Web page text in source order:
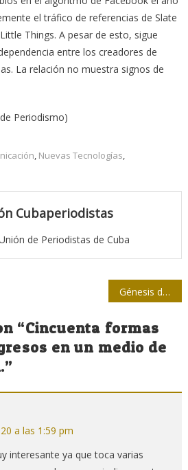
el tráfico de referencias de Slate
Things. A pesar de esto, sigue
entre los creadores de
La relación no muestra signos de
Periodismo)
Nuevas Tecnologías
Cubaperiodistas
de Periodistas de Cuba
Génesis de la cámara oscura en Cuba
“Cincuenta formas
en un medio de
”
a las 1:59 pm
interesante ya que toca varias